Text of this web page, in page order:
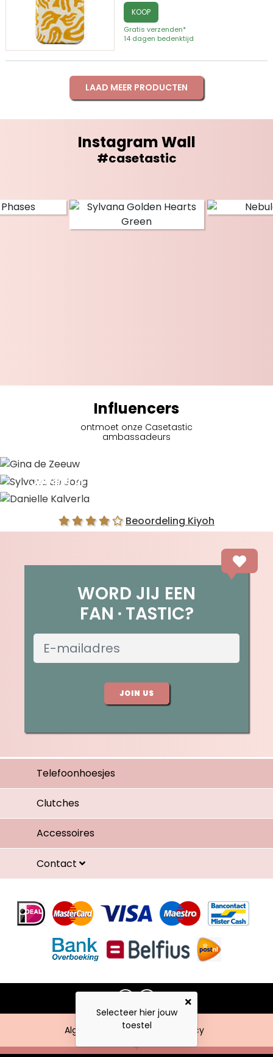
KOOP
Gratis verzenden*
14 dagen bedenktijd
LAAD MEER PRODUCTEN
Instagram Wall
#casetastic
Influencers
ontmoet onze Casetastic
ambassadeurs
Sylvana de Jong
Beoordeling Kiyoh
WORD JIJ EEN
FAN TASTIC?
JOIN US
Telefoonhoesjes
Clutches
Accessoires
Contact
Algemene voorwaarden Privacy
Selecteer hier jouw
toestel